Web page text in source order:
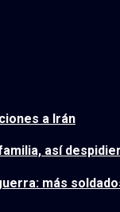
a Irán
así
más